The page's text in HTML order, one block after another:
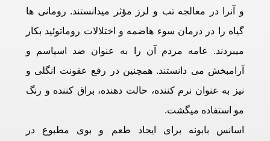
و آنرا در معالجه تب و لرز مؤثر میدانستند. رومانی ها
گیاه را در درمان سوء هاضمه و اختلالات روماتوئید بکار
میبردند. عامه مردم آن را به عنوان ضد اسپاسم و
آرامبخش می دانستند. همچنین در رفع عفونت انگلی و
نیز به عنوان نرم کننده، حالت دهنده، براق کننده و رنگ
مو استفاده میگشت.
اسانس بابونه برای ایجاد طعم و بوی مطبوع در